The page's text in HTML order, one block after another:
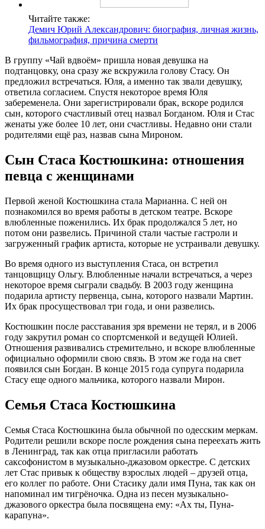
Читайте также:
Демич Юрий Александрович: биография, личная жизнь,
фильмография, причина смерти
В группу «Чай вдвоём» пришла новая девушка на
подтанцовку, она сразу же вскружила голову Стасу. Он
предложил встречаться. Юля, а именно так звали девушку,
ответила согласием. Спустя некоторое время Юля
забеременела. Они зарегистрировали брак, вскоре родился
сын, которого счастливый отец назвал Богданом. Юля и Стас
женаты уже более 10 лет, они счастливы. Недавно они стали
родителями ещё раз, назвав сына Мироном.
Сын Стаса Костюшкина: отношения
певца с женщинами
Первой женой Костюшкина стала Марианна. С ней он
познакомился во время работы в детском театре. Вскоре
влюбленные поженились. Их брак продолжался 5 лет, но
потом они развелись. Причиной стали частые гастроли и
загруженный график артиста, которые не устраивали девушку.
Во время одного из выступления Стаса, он встретил
танцовщицу Ольгу. Влюбленные начали встречаться, а через
некоторое время сыграли свадьбу. В 2003 году женщина
подарила артисту первенца, сына, которого назвали Мартин.
Их брак просуществовал три года, и они развелись.
Костюшкин после расставания зря времени не терял, и в 2006
году закрутил роман со спортсменкой и ведущей Юлией.
Отношения развивались стремительно, и вскоре влюбленные
официально оформили свою связь. В этом же года на свет
появился сын Богдан. В конце 2015 года супруга подарила
Стасу еще одного мальчика, которого назвали Мирон.
Семья Стаса Костюшкина
Семья Стаса Костюшкина была обычной по одесским меркам.
Родители решили вскоре после рождения сына переехать жить
в Ленинград, так как отца пригласили работать
саксофонистом в музыкально-джазовом оркестре. С детских
лет Стас привык к обществу взрослых людей – друзей отца,
его коллег по работе. Они Стасику дали имя Пуна, так как он
напоминал им тигрёночка. Одна из песен музыкально-
джазового оркестра была посвящена ему: «Ах ты, Пуна-
карапуна».